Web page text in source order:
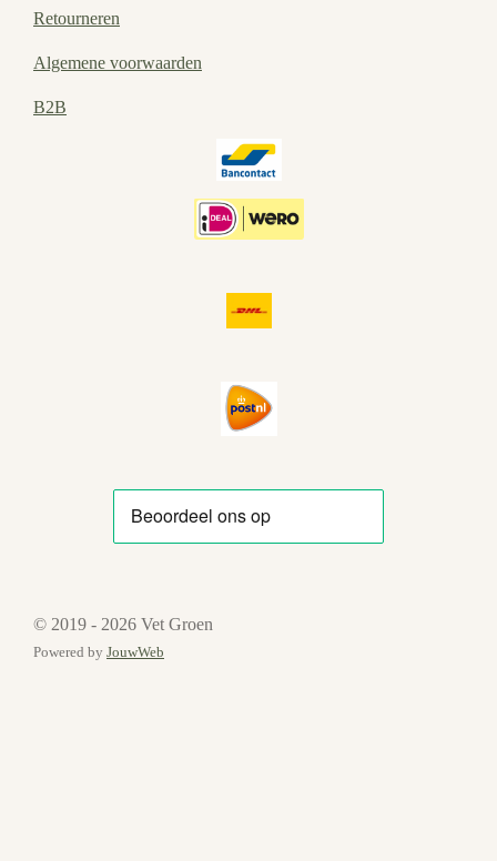
Retourneren
Algemene voorwaarden
B2B
© 2019 - 2026 Vet Groen
Powered by JouwWeb